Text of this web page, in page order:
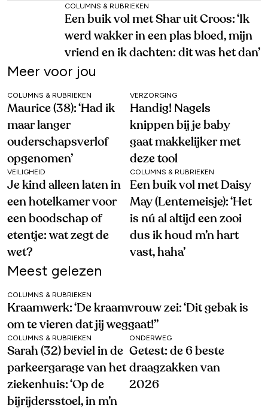
COLUMNS & RUBRIEKEN
Een buik vol met Shar uit Croos: ‘Ik
werd wakker in een plas bloed, mijn
vriend en ik dachten: dit was het dan’
Meer voor jou
COLUMNS & RUBRIEKEN
Maurice (38): ‘Had ik
maar langer
ouderschapsverlof
opgenomen’
VERZORGING
Handig! Nagels
knippen bij je baby
gaat makkelijker met
deze tool
VEILIGHEID
Je kind alleen laten in
een hotelkamer voor
een boodschap of
etentje: wat zegt de
wet?
COLUMNS & RUBRIEKEN
Een buik vol met Daisy
May (Lentemeisje): ‘Het
is nú al altijd een zooi
dus ik houd m’n hart
vast, haha’
Meest gelezen
COLUMNS & RUBRIEKEN
Kraamwerk: ‘De kraamvrouw zei: ‘Dit gebak is
om te vieren dat jij weggaat!’’
COLUMNS & RUBRIEKEN
Sarah (32) beviel in de
parkeergarage van het
ziekenhuis: ‘Op de
bijrijdersstoel, in m’n
ONDERWEG
Getest: de 6 beste
draagzakken van
2026